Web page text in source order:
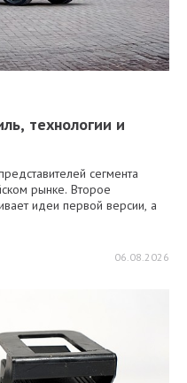
технологии и
сегмента
рынке. Второе
идеи первой версии, а
06.08.2026